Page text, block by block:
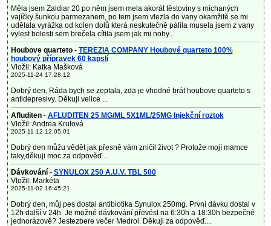
Měla jsem Zaldiar 20 po něm jsem mela akorát těstoviny s míchaných
vajíčky šunkou parmezanem, po tem jsem vlezla do vany okamžitě se mi
udělala vyrážka od kolen dolů která neskutečně pálila musela jsem z vany
vylest bolesti sem brečela cítila jsem jak mi nohy...
Houbove quarteto- TEREZIA COMPANY Houbové quarteto 100%
houbový přípravek 60 kapslí
Vložil: Katka Mašková
2025-11-24 17:28:12
Dobrý den, Ráda bych se zeptala, zda je vhodné brát houbove quarteto s
antidepresivy. Děkuji velice ...
Afluditen- AFLUDITEN 25 MG/ML 5X1ML/25MG Injekční roztok
Vložil: Andrea Krulová
2025-11-12 12:05:01
Dobrý den můžu vědět jak přesně vám zničil život ? Protože mojí mamce
taky,děkuji moc za odpověď ...
Dávkování - SYNULOX 250 A.U.V. TBL 500
Vložil: Markéta
2025-11-02 16:45:21
Dobrý den, můj pes dostal antibiotika Synulox 250mg. První dávku dostal v
12h další v 24h. Je možné dávkování převést na 6:30h a 18:30h bezpečné
jednorázově? Jestezbere večer Medrol. Děkuji za odpověď....